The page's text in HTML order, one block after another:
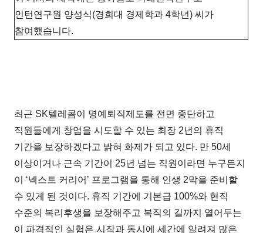
인턴연구원 양성식(경희대 경제학과 4학년) 씨가
참여했습니다.
최근 SK텔레콤이 명예퇴직제도를 전면 중단하고
직원들에게 창업을 시도할 수 있는 최장 2년의 휴직
기간을 보장하겠다고 밝혀 화제가 되고 있다. 만 50세
이상이거나 근속 기간이 25년 넘는 직원이라면 누구든지
이 ‘넥스트 커리어’ 프로그램을 통해 인생 2막을 준비할
수 있게 된 것이다. 휴직 기간에 기본급 100%와 현직
수준의 복리후생을 보장해주고 복직의 길까지 열어두는
이 파격적인 실험은 시작과 동시에 세간에 알려져 많은